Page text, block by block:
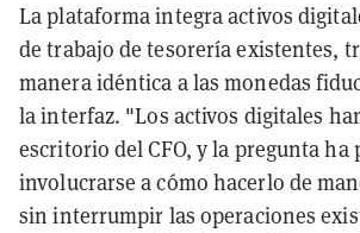
La plataforma integra activos
de trabajo de tesorería existentes,
manera idéntica a las monedas
la interfaz. "Los activos digitales
escritorio del CFO, y la pregunta ha
involucrarse a cómo hacerlo de
sin interrumpir las operaciones